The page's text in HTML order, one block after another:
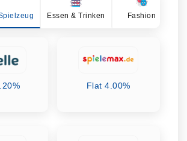
Essen & Trinken Fashion
Flat 4.00%